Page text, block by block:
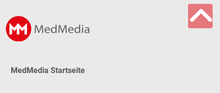
MedMedia Startseite